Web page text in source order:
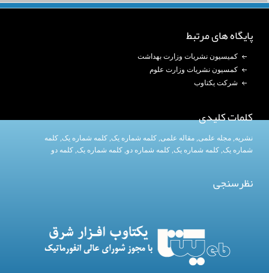
پایگاه های مرتبط
کمیسیون نشریات وزارت بهداشت
کمسیون نشریات وزارت علوم
شرکت یکتاوب
کلمات کلیدی
نشریه,مجله علمی,مقاله علمی,کلمه شماره یک, کلمه شماره یک,کلمه
شماره یک,کلمه شماره یک, کلمه شماره دو,کلمه شماره یک,کلمه دو
نظرسنجی